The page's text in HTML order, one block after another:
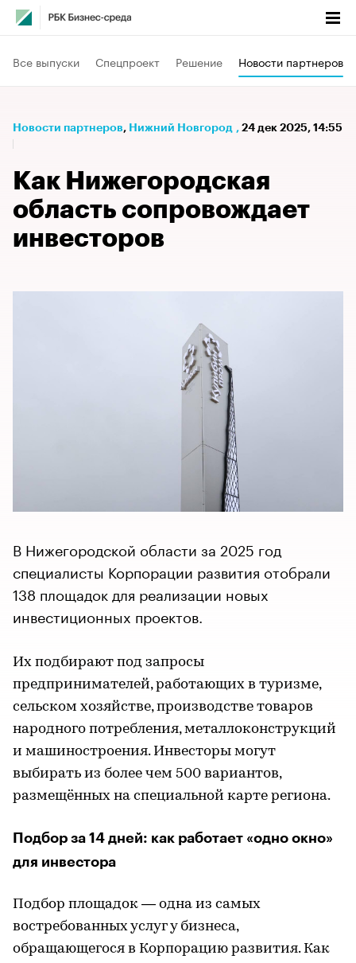
Все выпуски Спецпроект Решение Новости партнеров
Новости партнеров⁠, Нижний Новгород , 24 дек 2025, 14:55
Как Нижегородская
область сопровождает
инвесторов
В Нижегородской области за 2025 год
специалисты Корпорации развития отобрали
138 площадок для реализации новых
инвестиционных проектов.
Их подбирают под запросы
предпринимателей, работающих в туризме,
сельском хозяйстве, производстве товаров
народного потребления, металлоконструкций
и машиностроения. Инвесторы могут
выбирать из более чем 500 вариантов,
размещённых на специальной карте региона.
Подбор за 14 дней: как работает «одно окно»
для инвестора
Подбор площадок — одна из самых
востребованных услуг у бизнеса,
обращающегося в Корпорацию развития. Как